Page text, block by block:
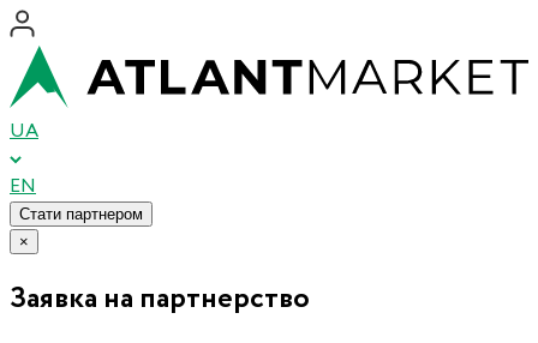
UA
EN
Стати партнером
×
Заявка на партнерство